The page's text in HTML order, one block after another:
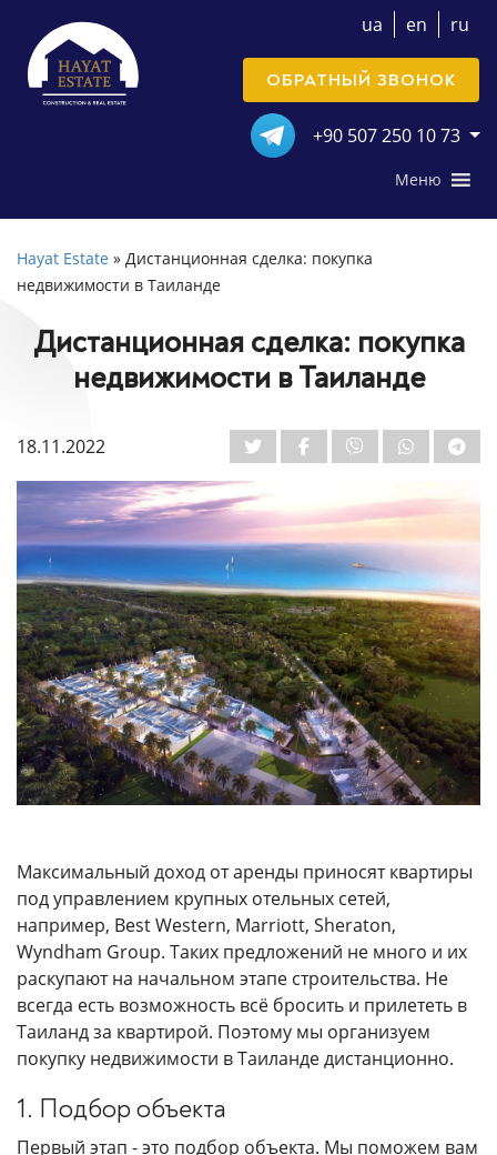
ua en ru
+90 507 250 10 73
ОБРАТНЫЙ ЗВОНОК
Меню
Hayat Estate » Дистанционная сделка: покупка
недвижимости в Таиланде
Дистанционная сделка: покупка
недвижимости в Таиланде
18.11.2022
Максимальный доход от аренды приносят квартиры
под управлением крупных отельных сетей,
например, Best Western, Marriott, Sheraton,
Wyndham Group. Таких предложений не много и их
раскупают на начальном этапе строительства. Не
всегда есть возможность всё бросить и прилететь в
Таиланд за квартирой. Поэтому мы организуем
покупку недвижимости в Таиланде дистанционно.
1. Подбор объекта
Первый этап - это подбор объекта. Мы поможем вам